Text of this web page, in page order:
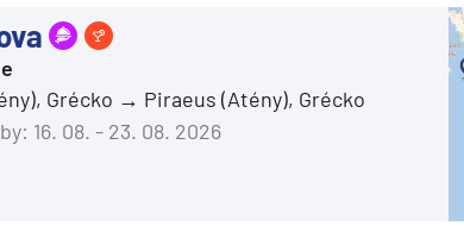
Carnival Miracle
Grécko
Piraeus (Atény), Grécko
16. 08. - 23. 08. 2026